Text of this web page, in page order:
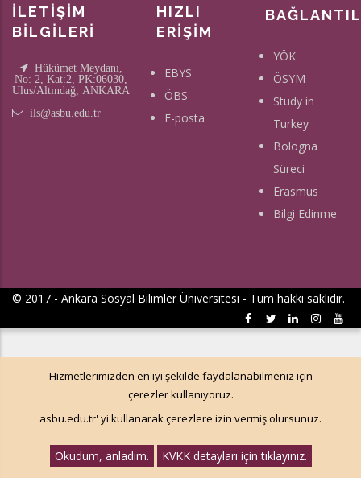
İLETİŞİM
BİLGİLERİ
Hükümet Meydanı,
No: 2, Kat:2, PK:06030,
Ulus/Altındağ, ANKARA
ils@asbu.edu.tr
HIZLI
ERİŞİM
EBYS
ÖBS
E-posta
YÖK
ÖSYM
Study in
Turkey
Bologna
Süreci
Erasmus
Bilgi Edinme
© 2017 - Ankara Sosyal Bilimler Üniversitesi - Tüm hakkı saklıdır.
Hizmetlerimizden en iyi şekilde faydalanabilmeniz için
çerezler kullanıyoruz.
asbu.edu.tr' yi kullanarak çerezlere izin vermiş olursunuz.
Okudum, anladım. KVKK detayları için tıklayınız.